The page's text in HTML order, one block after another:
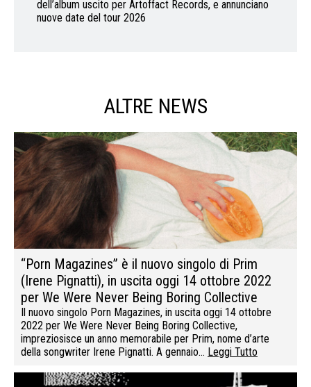
dell’album uscito per Artoffact Records, e annunciano
nuove date del tour 2026
ALTRE NEWS
“Porn Magazines” è il nuovo singolo di Prim
(Irene Pignatti), in uscita oggi 14 ottobre 2022
per We Were Never Being Boring Collective
Il nuovo singolo Porn Magazines, in uscita oggi 14 ottobre
2022 per We Were Never Being Boring Collective,
impreziosisce un anno memorabile per Prim, nome d’arte
della songwriter Irene Pignatti. A gennaio… Leggi Tutto